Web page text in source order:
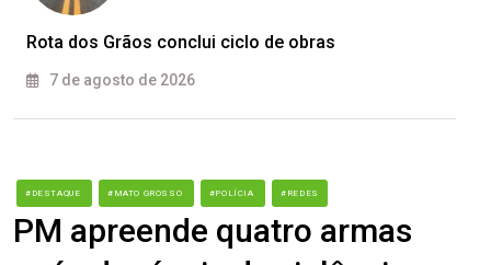
Rota dos Grãos conclui ciclo de obras
7 de agosto de 2026
#DESTAQUE #MATO GROSSO #POLÍCIA #REDES
PM apreende quatro armas